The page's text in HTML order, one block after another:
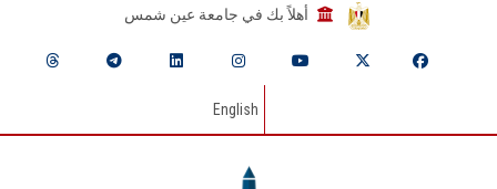
أهلاً بك في جامعة عين شمس
English